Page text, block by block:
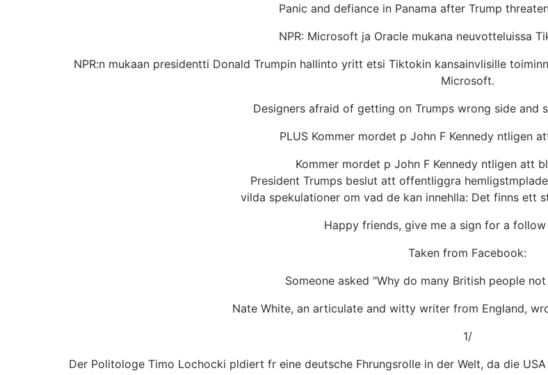
Panic and defiance in Panama after Trump
NPR: Microsoft ja Oracle mukana neuvotteluissa
NPR:n mukaan presidentti Donald Trumpin hallinto yritt etsi Tiktokin kansainvlisille
Microsoft.
Designers afraid of getting on Trumps wrong side and
PLUS Kommer mordet p John F Kennedy ntligen
Kommer mordet p John F Kennedy ntligen att
President Trumps beslut att offentliggra
vilda spekulationer om vad de kan innehlla: Det finns ett
Happy friends, give me a sign for a
Taken from Facebook:
Someone asked "Why do many British people
Nate White, an articulate and witty writer from England,
1/
Der Politologe Timo Lochocki pldiert fr eine deutsche Fhrungsrolle in der Welt, da die